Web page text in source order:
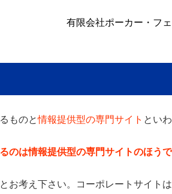
有限会社ポーカー・フ
ものと情報提供型の専門サイト とい
のは情報提供型の専門サイトのほう
お考え下さい。コーポレートサイト